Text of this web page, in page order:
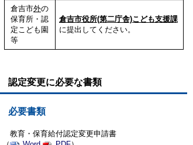
倉吉市外の
保育所・認
定こども園
等
倉吉市役所(第二庁舎)こども支援課
に提出してください。
認定変更に必要な書類
必要書類
教育・保育給付認定変更申請書